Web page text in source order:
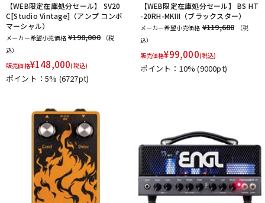
【WEB限定在庫処分セール】 SV20
C[Studio Vintage]（アンプ コンボ
マーシャル）
メーカー希望小売価格 ¥198,000
（税
込）
販売価格¥148,000(税込)
ポイント：5% (6727pt)
【WEB限定在庫処分セール】 BS HT
-20RH-MKIII（ブラックスター）
メーカー希望小売価格 ¥119,680
（税
込）
販売価格¥99,000(税込)
ポイント：10%(9000pt)